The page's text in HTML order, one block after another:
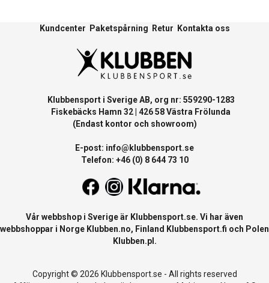
Kundcenter Paketspårning Retur Kontakta oss
Klubbensport i Sverige AB, org nr: 559290-1283
Fiskebäcks Hamn 32 | 426 58 Västra Frölunda
(Endast kontor och showroom)
E-post: info@klubbensport.se
Telefon: +46 (0) 8 644 73 10
Vår webbshop i Sverige är Klubbensport.se. Vi har även
webbshoppar i Norge Klubben.no, Finland Klubbensport.fi och Polen
Klubben.pl .
Copyright © 2026 Klubbensport.se - All rights reserved